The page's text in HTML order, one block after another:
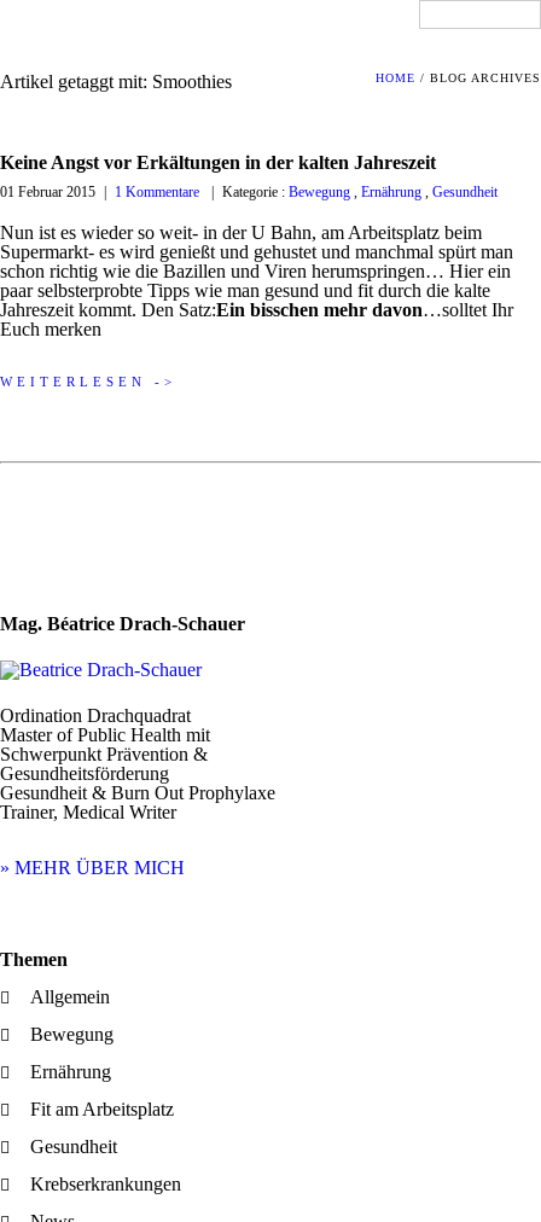
Artikel getaggt mit: Smoothies HOME / BLOG ARCHIVES
Keine Angst vor Erkältungen in der kalten Jahreszeit
01 Februar 2015 1 Kommentare Kategorie : Bewegung , Ernährung , Gesundheit
Nun ist es wieder so weit- in der U Bahn, am Arbeitsplatz beim
Supermarkt- es wird genießt und gehustet und manchmal spürt man
schon richtig wie die Bazillen und Viren herumspringen… Hier ein
paar selbsterprobte Tipps wie man gesund und fit durch die kalte
Jahreszeit kommt. Den Satz:Ein bisschen mehr davon…solltet Ihr
Euch merken
WEITERLESEN ->
Mag. Béatrice Drach-Schauer
Ordination Drachquadrat
Master of Public Health mit
Schwerpunkt Prävention &
Gesundheitsförderung
Gesundheit & Burn Out Prophylaxe
Trainer, Medical Writer
» MEHR ÜBER MICH
Themen
Allgemein
Bewegung
Ernährung
Fit am Arbeitsplatz
Gesundheit
Krebserkrankungen